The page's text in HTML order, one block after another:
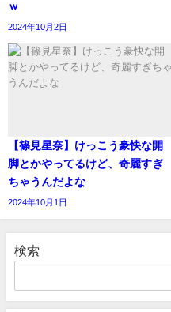
ｗ
2024年10月2日
【篠見星奈】けっこう豪快な開
脚とかやってるけど、奇麗すぎ
ちゃうんだよな
2024年10月1日
検索